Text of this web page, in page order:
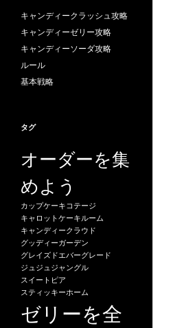
キャンディークラッシュ攻略
キャンディーゼリー攻略
キャンディーソーダ攻略
ルール
基本戦略
タグ
オーダーを集
めよう
カップケーキコテージ
キャロットケーキルーム
キャンディークラウド
グッディーガーデン
グレイズドエバーグレード
ジュジュジャングル
スイートピア
スティッキーホーム
ゼリーを全